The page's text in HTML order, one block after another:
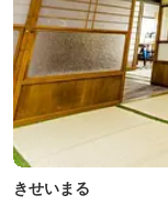
きせいまる